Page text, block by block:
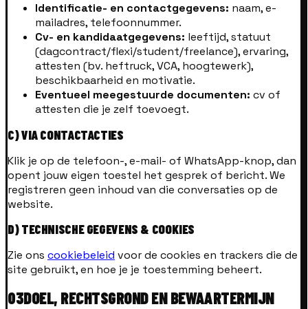
Identificatie- en contactgegevens: naam, e-
mailadres, telefoonnummer.
Cv- en kandidaatgegevens: leeftijd, statuut
(dagcontract/flexi/student/freelance), ervaring,
attesten (bv. heftruck, VCA, hoogtewerk),
beschikbaarheid en motivatie.
Eventueel meegestuurde documenten: cv of
attesten die je zelf toevoegt.
C) VIA CONTACTACTIES
Klik je op de telefoon-, e-mail- of WhatsApp-knop, dan
opent jouw eigen toestel het gesprek of bericht. We
registreren geen inhoud van die conversaties op de
website.
D) TECHNISCHE GEGEVENS & COOKIES
Zie ons cookiebeleid voor de cookies en trackers die de
site gebruikt, en hoe je je toestemming beheert.
03DOEL, RECHTSGROND EN BEWAARTERMIJN